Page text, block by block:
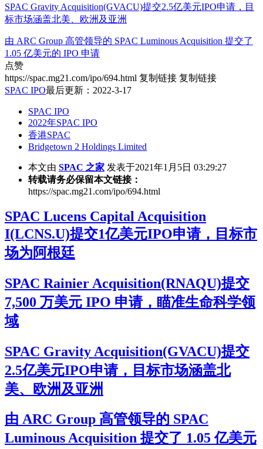
SPAC Gravity Acquisition(GVACU)提交2.5亿美元IPO申请，目
标市场涵盖北美、欧洲及亚洲
由 ARC Group 高管领导的 SPAC Luminous Acquisition 提交了
1.05 亿美元的 IPO 申请
点赞
https://spac.mg21.com/ipo/694.html 复制链接 复制链接
SPAC IPO最后更新：2022-3-17
SPAC IPO
2022年SPAC IPO
香港SPAC
Bridgetown 2 Holdings Limited
本文由 SPAC 之家 发表于2021年1月5日 03:29:27
转载请务必保留本文链接：
https://spac.mg21.com/ipo/694.html
SPAC Lucens Capital Acquisition
I(LCNS.U)提交1亿美元IPO申请，目标市
场为阿根廷
SPAC Rainier Acquisition(RNAQU)提交
7,500 万美元 IPO 申请，瞄准生命科学领
域
SPAC Gravity Acquisition(GVACU)提交
2.5亿美元IPO申请，目标市场涵盖北
美、欧洲及亚洲
由 ARC Group 高管领导的 SPAC
Luminous Acquisition 提交了 1.05 亿美元